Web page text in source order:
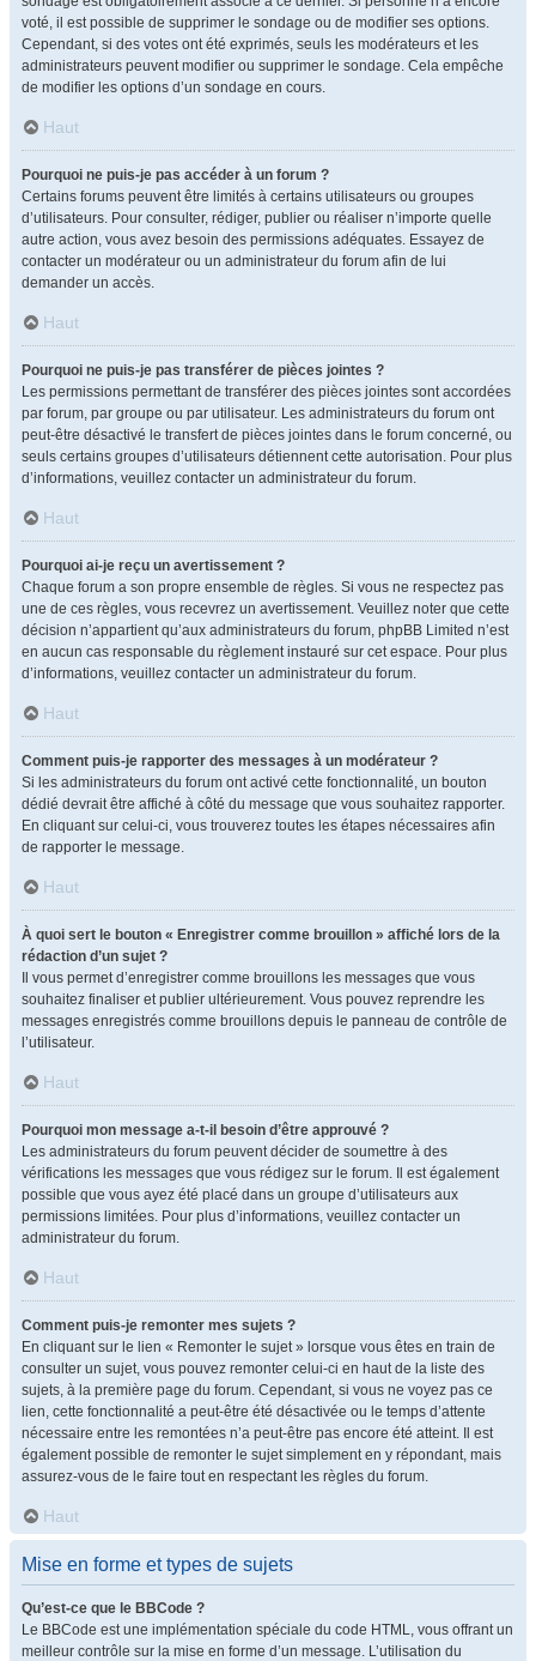
voté, il est possible de supprimer le sondage ou de modifier ses options.
Cependant, si des votes ont été exprimés, seuls les modérateurs et les
administrateurs peuvent modifier ou supprimer le sondage. Cela empêche
de modifier les options d’un sondage en cours.
Haut
Pourquoi ne puis-je pas accéder à un forum ?
Certains forums peuvent être limités à certains utilisateurs ou groupes
d’utilisateurs. Pour consulter, rédiger, publier ou réaliser n’importe quelle
autre action, vous avez besoin des permissions adéquates. Essayez de
contacter un modérateur ou un administrateur du forum afin de lui
demander un accès.
Haut
Pourquoi ne puis-je pas transférer de pièces jointes ?
Les permissions permettant de transférer des pièces jointes sont accordées
par forum, par groupe ou par utilisateur. Les administrateurs du forum ont
peut-être désactivé le transfert de pièces jointes dans le forum concerné, ou
seuls certains groupes d’utilisateurs détiennent cette autorisation. Pour plus
d’informations, veuillez contacter un administrateur du forum.
Haut
Pourquoi ai-je reçu un avertissement ?
Chaque forum a son propre ensemble de règles. Si vous ne respectez pas
une de ces règles, vous recevrez un avertissement. Veuillez noter que cette
décision n’appartient qu’aux administrateurs du forum, phpBB Limited n’est
en aucun cas responsable du règlement instauré sur cet espace. Pour plus
d’informations, veuillez contacter un administrateur du forum.
Haut
Comment puis-je rapporter des messages à un modérateur ?
Si les administrateurs du forum ont activé cette fonctionnalité, un bouton
dédié devrait être affiché à côté du message que vous souhaitez rapporter.
En cliquant sur celui-ci, vous trouverez toutes les étapes nécessaires afin
de rapporter le message.
Haut
À quoi sert le bouton « Enregistrer comme brouillon » affiché lors de la
rédaction d’un sujet ?
Il vous permet d’enregistrer comme brouillons les messages que vous
souhaitez finaliser et publier ultérieurement. Vous pouvez reprendre les
messages enregistrés comme brouillons depuis le panneau de contrôle de
l’utilisateur.
Haut
Pourquoi mon message a-t-il besoin d’être approuvé ?
Les administrateurs du forum peuvent décider de soumettre à des
vérifications les messages que vous rédigez sur le forum. Il est également
possible que vous ayez été placé dans un groupe d’utilisateurs aux
permissions limitées. Pour plus d’informations, veuillez contacter un
administrateur du forum.
Haut
Comment puis-je remonter mes sujets ?
En cliquant sur le lien « Remonter le sujet » lorsque vous êtes en train de
consulter un sujet, vous pouvez remonter celui-ci en haut de la liste des
sujets, à la première page du forum. Cependant, si vous ne voyez pas ce
lien, cette fonctionnalité a peut-être été désactivée ou le temps d’attente
nécessaire entre les remontées n’a peut-être pas encore été atteint. Il est
également possible de remonter le sujet simplement en y répondant, mais
assurez-vous de le faire tout en respectant les règles du forum.
Haut
Mise en forme et types de sujets
Qu’est-ce que le BBCode ?
Le BBCode est une implémentation spéciale du code HTML, vous offrant un
meilleur contrôle sur la mise en forme d’un message. L’utilisation du